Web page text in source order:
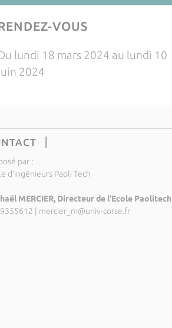
VOUS
lundi 18 mars 2024 au lundi 10
2024
par :
d'ingénieurs Paoli Tech
MERCIER, Directeur de l'Ecole Paolitech
mercier_m@univ-corse.fr